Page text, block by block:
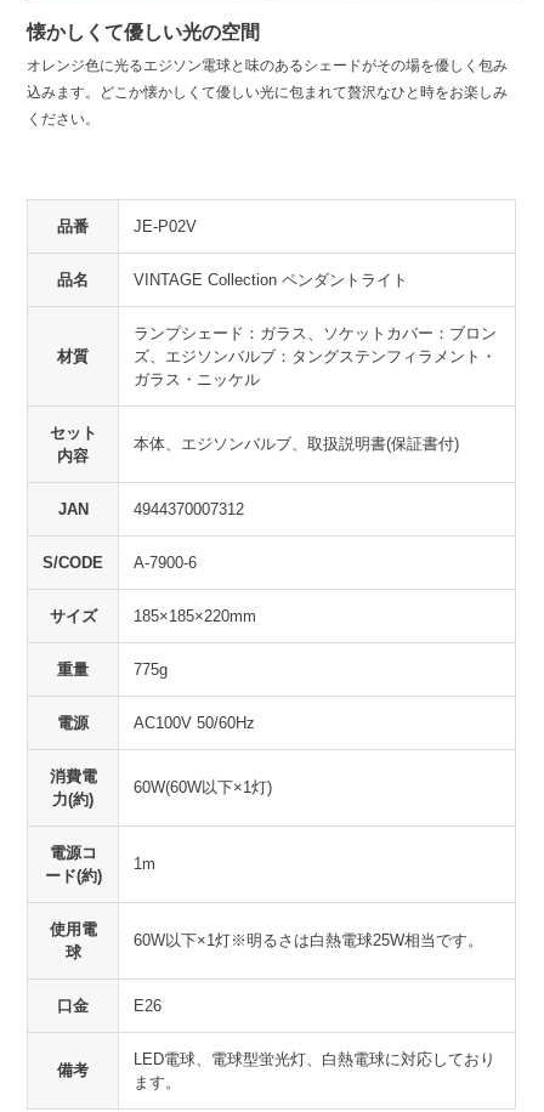
懐かしくて優しい光の空間
オレンジ色に光るエジソン電球と味のあるシェードがその場を優しく包み
込みます。どこか懐かしくて優しい光に包まれて贅沢なひと時をお楽しみ
ください。
品番 JE-P02V
品名 VINTAGE Collection ペンダントライト
材質
ランプシェード：ガラス、ソケットカバー：ブロン
ズ、エジソンバルブ：タングステンフィラメント・
ガラス・ニッケル
セット
内容
本体、エジソンバルブ、取扱説明書(保証書付)
JAN 4944370007312
S/CODE A-7900-6
サイズ 185×185×220mm
重量 775g
電源 AC100V 50/60Hz
消費電
力(約)
60W(60W以下×1灯)
電源コ
ード(約)
1m
使用電
球
60W以下×1灯※明るさは白熱電球25W相当です。
口金 E26
備考
LED電球、電球型蛍光灯、白熱電球に対応しており
ます。